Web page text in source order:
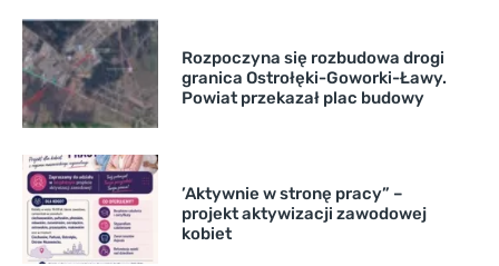
Rozpoczyna się rozbudowa drogi
granica Ostrołęki-Goworki-Ławy.
Powiat przekazał plac budowy
’Aktywnie w stronę pracy” –
projekt aktywizacji zawodowej
kobiet